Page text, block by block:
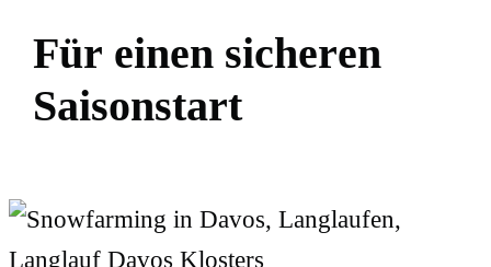
Für einen sicheren
Saisonstart